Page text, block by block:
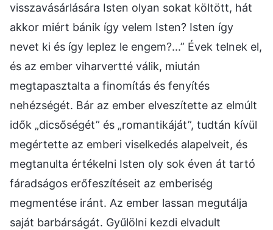
visszavásárlására Isten olyan sokat költött, hát
akkor miért bánik így velem Isten? Isten így
nevet ki és így leplez le engem?...” Évek telnek el,
és az ember viharvertté válik, miután
megtapasztalta a finomítás és fenyítés
nehézségét. Bár az ember elveszítette az elmúlt
idők „dicsőségét” és „romantikáját”, tudtán kívül
megértette az emberi viselkedés alapelveit, és
megtanulta értékelni Isten oly sok éven át tartó
fáradságos erőfeszítéseit az emberiség
megmentése iránt. Az ember lassan megutálja
saját barbárságát. Gyűlölni kezdi elvadult